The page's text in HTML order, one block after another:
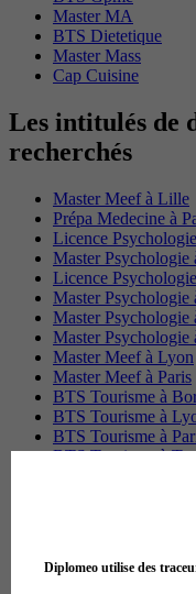
Master MA
BTS Dietetique
Master Mass
Cap Cuisine
Les intitulés de
recherchés
Master Meef à Lille
Prépa Medecine à
Licence
Master Psychologie
Licence
Master Psychologie
Master
Master Psychologie
Master Meef à Lyon
Master Meef à Paris
BTS Tourisme à
BTS Tourisme à
BTS Tourisme à
BTS Tourisme à
BTS
Master
BTS Ndrc à Lyon
Diplomeo utilise des